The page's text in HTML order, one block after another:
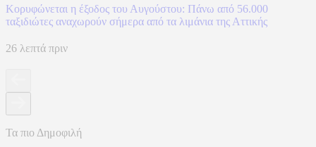
Κορυφώνεται η έξοδος του Αυγούστου: Πάνω από 56.000
ταξιδιώτες αναχωρούν σήμερα από τα λιμάνια της Αττικής
26 λεπτά πριν
Τα πιο Δημοφιλή